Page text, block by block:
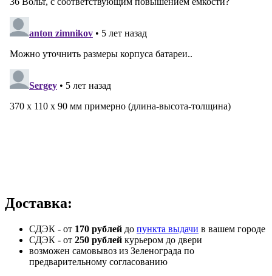
Доставка:
СДЭК - от 170 рублей до пункта выдачи в вашем городе
СДЭК - от 250 рублей курьером до двери
возможен самовывоз из Зеленограда по
предварительному согласованию